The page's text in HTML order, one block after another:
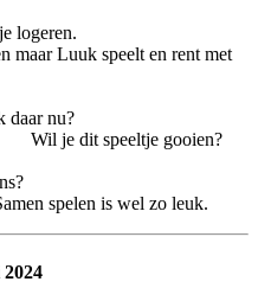
logeren.
maar Luuk speelt en rent met
nu?
gooien?
Jans?
wel zo leuk.